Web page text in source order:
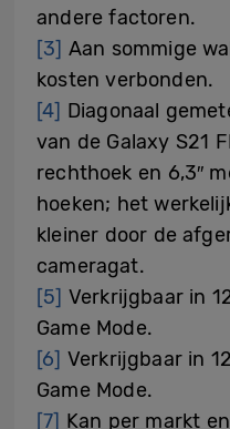
andere factoren.
[3] Aan sommige
kosten verbonden.
[4] Diagonaal
van de Galaxy S21
rechthoek en 6,3″
hoeken; het
kleiner door de
cameragat.
[5] Verkrijgbaar in
Game Mode.
[6] Verkrijgbaar in
Game Mode.
[7] Kan per markt